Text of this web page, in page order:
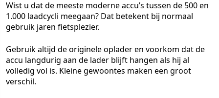
Wist u dat de meeste moderne accu’s tussen de 500 en
1.000 laadcycli meegaan? Dat betekent bij normaal
gebruik jaren fietsplezier.
Gebruik altijd de originele oplader en voorkom dat de
accu langdurig aan de lader blijft hangen als hij al
volledig vol is. Kleine gewoontes maken een groot
verschil.